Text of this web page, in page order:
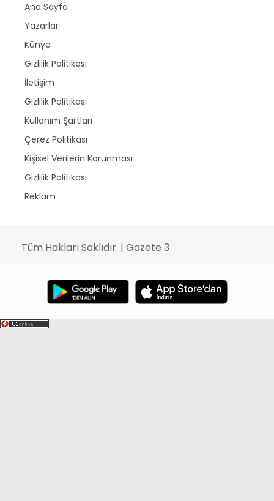
Ana Sayfa
Yazarlar
Künye
Gizlilik Politikası
İletişim
Gizlilik Politikası
Kullanım Şartları
Çerez Politikası
Kişisel Verilerin Korunması
Gizlilik Politikası
Reklam
Tüm Hakları Saklıdır. | Gazete 3